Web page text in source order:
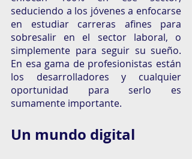
seduciendo a los jóvenes a enfocarse
en estudiar carreras afines para
sobresalir en el sector laboral, o
simplemente para seguir su sueño.
En esa gama de profesionistas están
los desarrolladores y cualquier
oportunidad para serlo es
sumamente importante.
Un mundo digital